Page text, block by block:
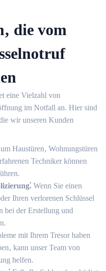
die vom
eine Vielzahl von
im Notfall an.​ Hier sind
wir unseren Kunden
Haustüren‚ Wohnungstüren
Techniker können
Wenn Sie einen
Ihren verlorenen Schlüssel
bei der Erstellung und
mit Ihrem Tresor haben
kann unser Team von
helfen.​